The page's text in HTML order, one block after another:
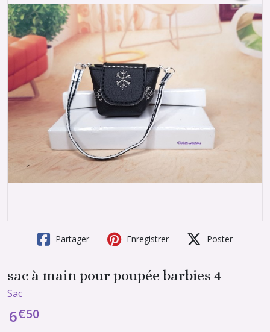
Partager Enregistrer Poster
sac à main pour poupée barbies 4
Sac
6€50